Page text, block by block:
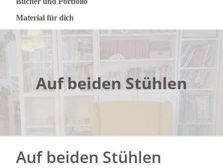
Material für dich
Auf beiden Stühlen
Auf beiden Stühlen